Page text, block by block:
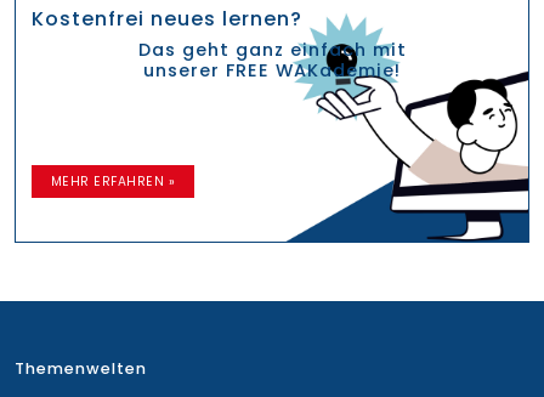
Kostenfrei neues lernen?
Das geht ganz einfach mit
unserer FREE WAKademie!
MEHR ERFAHREN »
Themenwelten